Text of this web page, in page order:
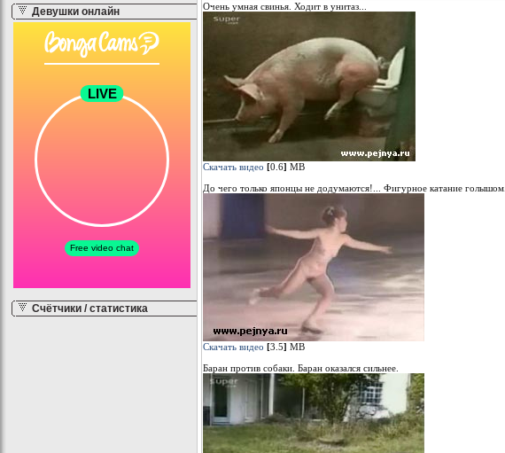
Девушки онлайн
Счётчики / статистика
Очень умная свинья. Ходит в унитаз...
Скачать видео [0.6] МB
До чего только японцы не додумаются!... Фигурное катание голышом.
Скачать видео [3.5] МB
Баран против собаки. Баран оказался сильнее.